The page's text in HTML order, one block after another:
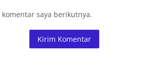
saya berikutnya.